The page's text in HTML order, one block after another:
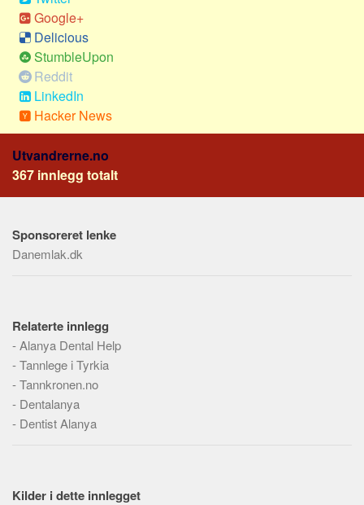
Social sikring
Transport
Alle
Aspekter
Kjoep og salg
Økonomi
Jus og regler
Praktisk
Dokumenttyper
Emner
Skribenter
Personer
Steder
Google+
Delicious
StumbleUpon
Reddit
LinkedIn
Hacker News
Utvandrerne.no
367 innlegg totalt
Sponsoreret lenke
Danemlak.dk
Relaterte innlegg
-Alanya Dental Help
-Tannlege i Tyrkia
-Tannkronen.no
- Dentalanya
- Dentist Alanya
Kilder i dette innlegget